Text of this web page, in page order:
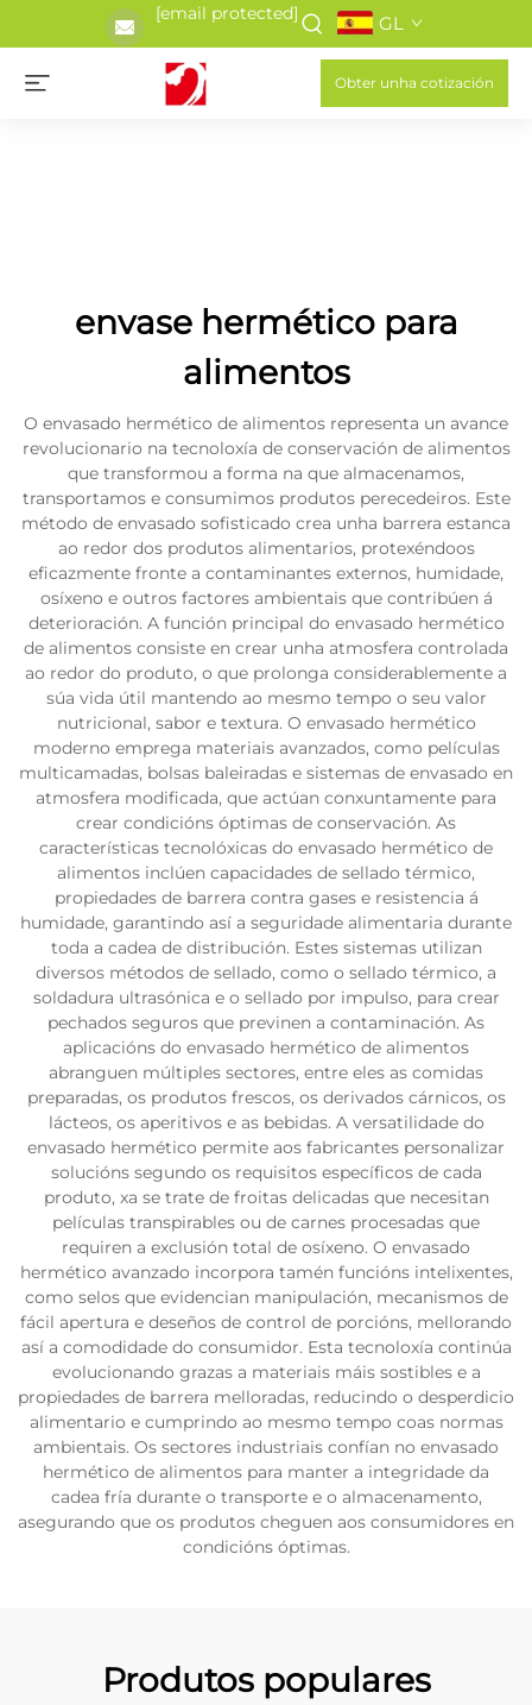
[email protected] GL
Obter unha cotización
envase hermético para
alimentos
O envasado hermético de alimentos representa un avance
revolucionario na tecnoloxía de conservación de alimentos
que transformou a forma na que almacenamos,
transportamos e consumimos produtos perecedeiros. Este
método de envasado sofisticado crea unha barrera estanca
ao redor dos produtos alimentarios, protexéndoos
eficazmente fronte a contaminantes externos, humidade,
osíxeno e outros factores ambientais que contribúen á
deterioración. A función principal do envasado hermético
de alimentos consiste en crear unha atmosfera controlada
ao redor do produto, o que prolonga considerablemente a
súa vida útil mantendo ao mesmo tempo o seu valor
nutricional, sabor e textura. O envasado hermético
moderno emprega materiais avanzados, como películas
multicamadas, bolsas baleiradas e sistemas de envasado en
atmosfera modificada, que actúan conxuntamente para
crear condicións óptimas de conservación. As
características tecnolóxicas do envasado hermético de
alimentos inclúen capacidades de sellado térmico,
propiedades de barrera contra gases e resistencia á
humidade, garantindo así a seguridade alimentaria durante
toda a cadea de distribución. Estes sistemas utilizan
diversos métodos de sellado, como o sellado térmico, a
soldadura ultrasónica e o sellado por impulso, para crear
pechados seguros que previnen a contaminación. As
aplicacións do envasado hermético de alimentos
abranguen múltiples sectores, entre eles as comidas
preparadas, os produtos frescos, os derivados cárnicos, os
lácteos, os aperitivos e as bebidas. A versatilidade do
envasado hermético permite aos fabricantes personalizar
solucións segundo os requisitos específicos de cada
produto, xa se trate de froitas delicadas que necesitan
películas transpirables ou de carnes procesadas que
requiren a exclusión total de osíxeno. O envasado
hermético avanzado incorpora tamén funcións intelixentes,
como selos que evidencian manipulación, mecanismos de
fácil apertura e deseños de control de porcións, mellorando
así a comodidade do consumidor. Esta tecnoloxía continúa
evolucionando grazas a materiais máis sostibles e a
propiedades de barrera melloradas, reducindo o desperdicio
alimentario e cumprindo ao mesmo tempo coas normas
ambientais. Os sectores industriais confían no envasado
hermético de alimentos para manter a integridade da
cadea fría durante o transporte e o almacenamento,
asegurando que os produtos cheguen aos consumidores en
condicións óptimas.
Produtos populares